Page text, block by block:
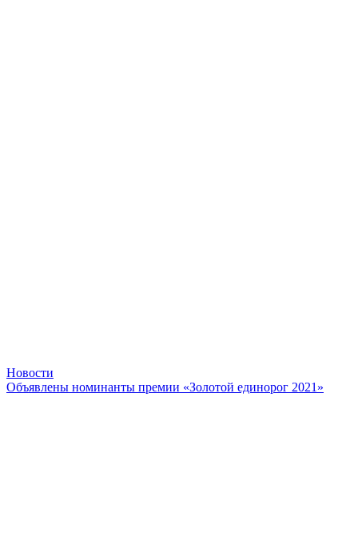
Новости
Объявлены номинанты премии «Золотой единорог 2021»